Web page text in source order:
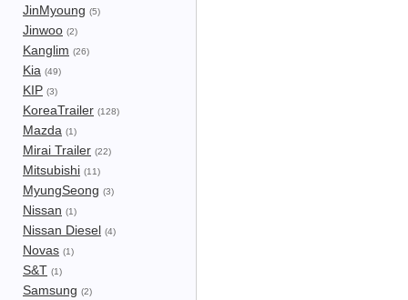
JinMyoung (5)
Jinwoo (2)
Kanglim (26)
Kia (49)
KIP (3)
KoreaTrailer (128)
Mazda (1)
Mirai Trailer (22)
Mitsubishi (11)
MyungSeong (3)
Nissan (1)
Nissan Diesel (4)
Novas (1)
S&T (1)
Samsung (2)